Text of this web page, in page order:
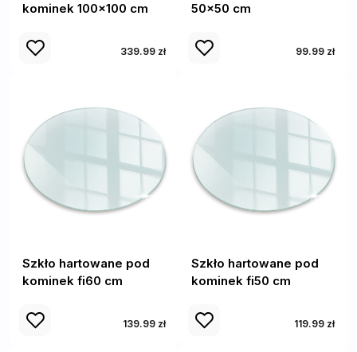
kominek 100x100 cm
339.99 zł
50x50 cm
99.99 zł
Szkło hartowane pod
kominek fi60 cm
139.99 zł
Szkło hartowane pod
kominek fi50 cm
119.99 zł